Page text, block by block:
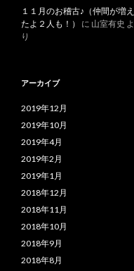
１１月のお稽古♪（仲間が増え
たよ２人も！）
に 山室有史 よ
り
アーカイブ
2019年12月
2019年10月
2019年4月
2019年2月
2019年1月
2018年12月
2018年11月
2018年10月
2018年9月
2018年8月